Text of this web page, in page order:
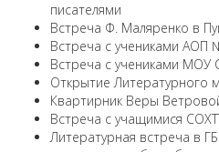
писателями
Встреча Ф. Маляренко в
Встреча с учениками АОП
Встреча с учениками
Открытие Литературного
Квартирник Веры
Встреча с учащимися
Литературная встреча в